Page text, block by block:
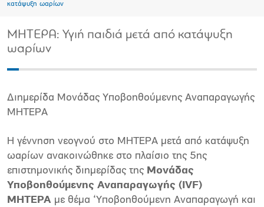
κατάψυξη ωαρίων
ΜΗΤΕΡΑ: Υγιή παιδιά μετά από κατάψυξη
ωαρίων
Διημερίδα Μονάδας Υποβοηθούμενης Αναπαραγωγής
ΜΗΤΕΡΑ
Η γέννηση νεογνού στο ΜΗΤΕΡΑ μετά από κατάψυξη
ωαρίων ανακοινώθηκε στο πλαίσιο της 5ης
επιστημονικής διημερίδας της Μονάδας
Υποβοηθούμενης Αναπαραγωγής (IVF)
ΜΗΤΕΡΑ με θέμα ‘Υποβοηθούμενη Αναπαραγωγή και